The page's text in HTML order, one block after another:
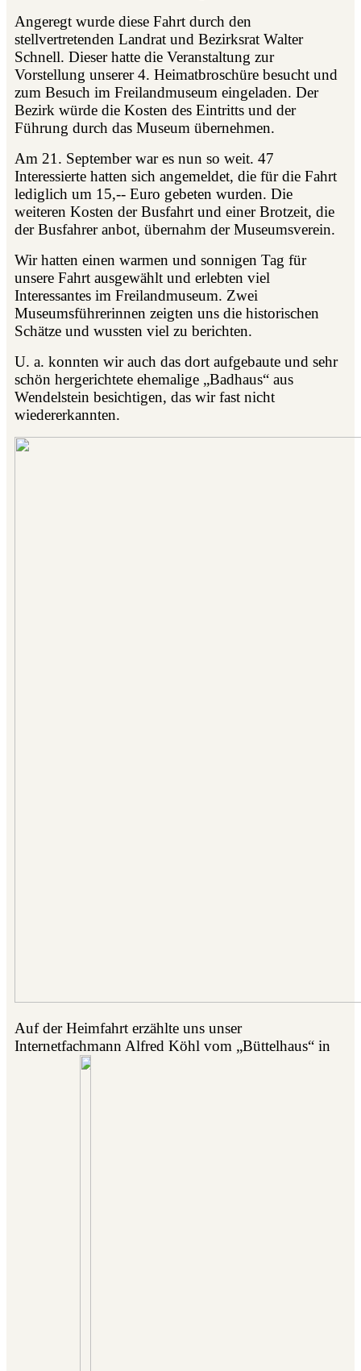
Angeregt wurde diese Fahrt durch den
stellvertretenden Landrat und Bezirksrat Walter
Schnell. Dieser hatte die Veranstaltung zur
Vorstellung unserer 4. Heimatbroschüre besucht und
zum Besuch im Freilandmuseum eingeladen. Der
Bezirk würde die Kosten des Eintritts und der
Führung durch das Museum übernehmen.
Am 21. September war es nun so weit. 47
Interessierte hatten sich angemeldet, die für die Fahrt
lediglich um 15,-- Euro gebeten wurden. Die
weiteren Kosten der Busfahrt und einer Brotzeit, die
der Busfahrer anbot, übernahm der Museumsverein.
Wir hatten einen warmen und sonnigen Tag für
unsere Fahrt ausgewählt und erlebten viel
Interessantes im Freilandmuseum. Zwei
Museumsführerinnen zeigten uns die historischen
Schätze und wussten viel zu berichten.
U. a. konnten wir auch das dort aufgebaute und sehr
schön hergerichtete ehemalige „Badhaus“ aus
Wendelstein besichtigen, das wir fast nicht
wiedererkannten.
Auf der Heimfahrt erzählte uns unser
Internetfachmann Alfred Köhl vom „Büttelhaus“ in